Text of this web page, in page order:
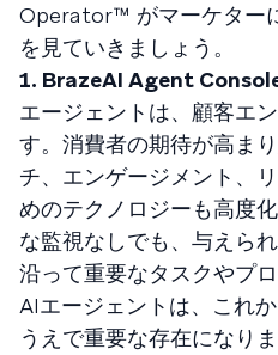
Operator™ がマーケター
を見ていきましょう。
1. BrazeAI Agent
エージェントは、顧客エ
す。消費者の期待が高ま
チ、エンゲージメント、
めのテクノロジーも高度
な監視なしでも、与えら
沿って重要なタスクやプ
AIエージェントは、これ
うえで重要な存在になりま